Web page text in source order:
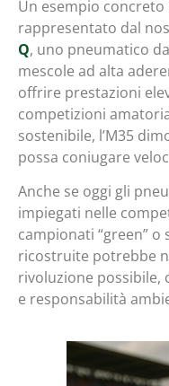
Un esempio
rappresentato dal
Q, uno pneumatico
mescole ad alta
offrire prestazioni
competizioni
sostenibile, l’M35
possa coniugare
Anche se oggi gli
impiegati nelle
campionati “green”
ricostruite potrebbe
rivoluzione possibile,
e responsabilità